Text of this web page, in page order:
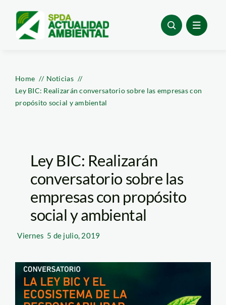
content
Home
Noticias
Ley BIC: Realizarán conversatorio sobre las empresas con
propósito social y ambiental
Ley BIC: Realizarán
conversatorio sobre las
empresas con propósito
social y ambiental
Viernes 5 de julio, 2019